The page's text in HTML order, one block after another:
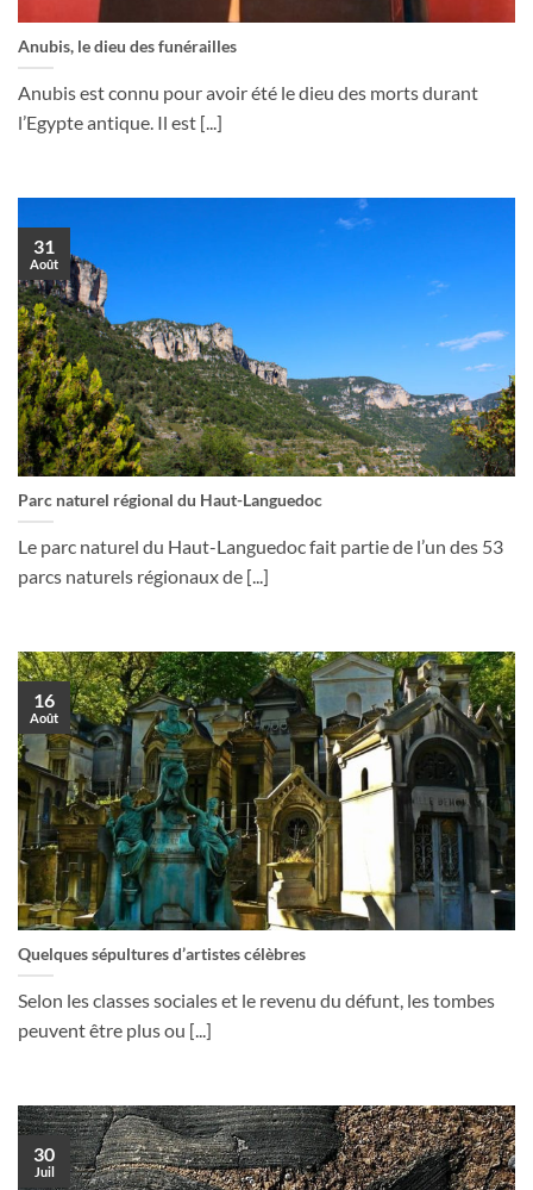
Anubis, le dieu des funérailles
Anubis est connu pour avoir été le dieu des morts durant
l’Egypte antique. Il est [...]
Parc naturel régional du Haut-Languedoc
Le parc naturel du Haut-Languedoc fait partie de l’un des 53
parcs naturels régionaux de [...]
31
Août
Quelques sépultures d’artistes célèbres
Selon les classes sociales et le revenu du défunt, les tombes
peuvent être plus ou [...]
16
Août
30
Juil